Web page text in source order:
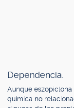
Dependencia.
Aunque
química no